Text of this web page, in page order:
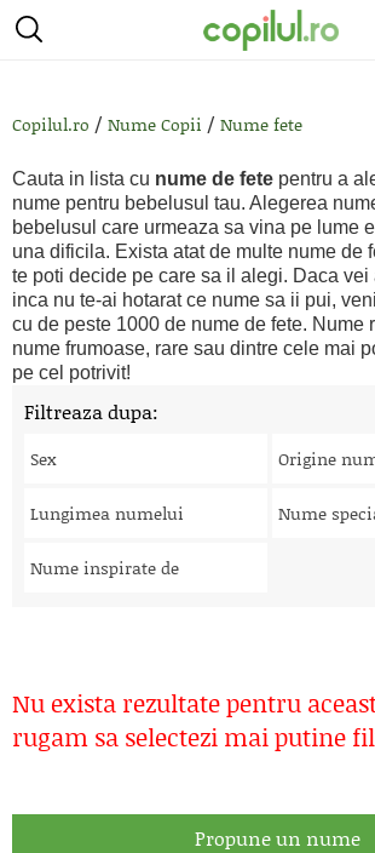
Copilul.ro / Nume Copii / Nume fete
Cauta in lista cu nume de fete pentru a
nume pentru bebelusul tau. Alegerea
bebelusul care urmeaza sa vina pe lume
una dificila. Exista atat de multe nume de
te poti decide pe care sa il alegi. Daca vei
inca nu te-ai hotarat ce nume sa ii pui,
cu de peste 1000 de nume de fete. Nume
nume frumoase, rare sau dintre cele mai
pe cel potrivit!
Filtreaza dupa:
Sex Origine
Lungimea numelui Nume
Nume inspirate de
Nu exista rezultate pentru
rugam sa selectezi mai putine
Propune un nume